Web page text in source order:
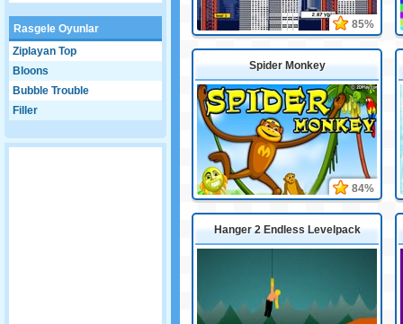
Rasgele Oyunlar
Ziplayan Top
Bloons
Bubble Trouble
Filler
85%
Spider Monkey
84%
Hanger 2 Endless Levelpack